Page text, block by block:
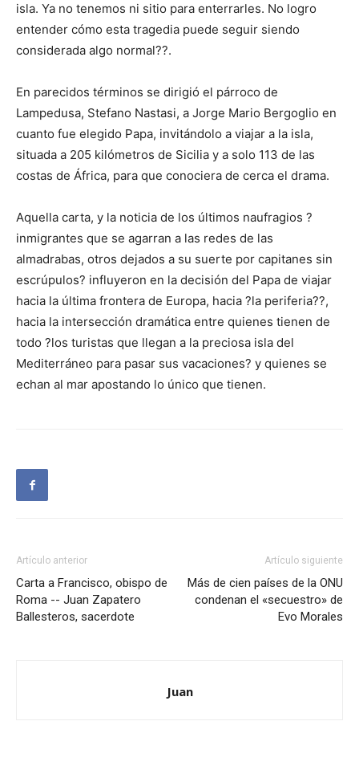
isla. Ya no tenemos ni sitio para enterrarles. No logro
entender cómo esta tragedia puede seguir siendo
considerada algo normal??.
En parecidos términos se dirigió el párroco de
Lampedusa, Stefano Nastasi, a Jorge Mario Bergoglio en
cuanto fue elegido Papa, invitándolo a viajar a la isla,
situada a 205 kilómetros de Sicilia y a solo 113 de las
costas de África, para que conociera de cerca el drama.
Aquella carta, y la noticia de los últimos naufragios ?
inmigrantes que se agarran a las redes de las
almadrabas, otros dejados a su suerte por capitanes sin
escrúpulos? influyeron en la decisión del Papa de viajar
hacia la última frontera de Europa, hacia ?la periferia??,
hacia la intersección dramática entre quienes tienen de
todo ?los turistas que llegan a la preciosa isla del
Mediterráneo para pasar sus vacaciones? y quienes se
echan al mar apostando lo único que tienen.
Artículo anterior
Carta a Francisco, obispo de
Roma -- Juan Zapatero
Ballesteros, sacerdote
Artículo siguiente
Más de cien países de la ONU
condenan el «secuestro» de
Evo Morales
Juan